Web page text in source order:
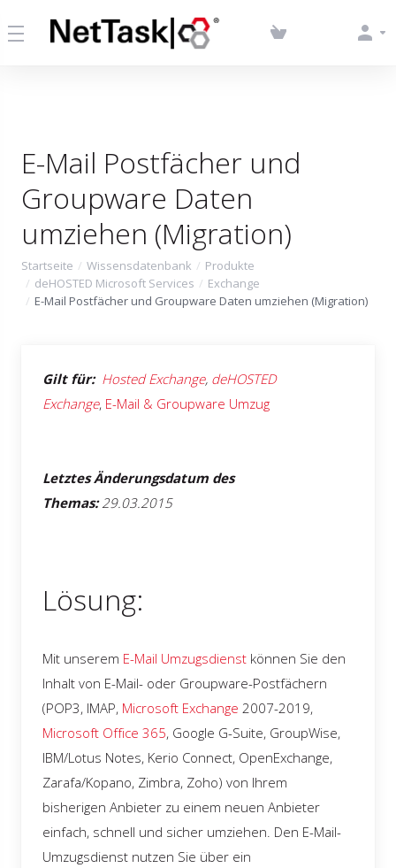
E-Mail Postfächer und
Groupware Daten
umziehen (Migration)
Startseite Wissensdatenbank
Produkte
deHOSTED Microsoft Services
Exchange
E-Mail Postfächer und Groupware Daten umziehen (Migration)
Gilt für: Hosted Exchange, deHOSTED
Exchange, E-Mail & Groupware Umzug
Letztes Änderungsdatum des
Themas:29.03.2015
Lösung:
Mit unserem E-Mail Umzugsdienst können Sie den
Inhalt von E-Mail- oder Groupware-Postfächern
(POP3, IMAP, Microsoft Exchange 2007-2019,
Microsoft Office 365, Google G-Suite, GroupWise,
IBM/Lotus Notes, Kerio Connect, OpenExchange,
Zarafa/Kopano, Zimbra, Zoho) von Ihrem
bisherigen Anbieter zu einem neuen Anbieter
einfach, schnell und sicher umziehen. Den E-Mail-
Umzugsdienst nutzen Sie über ein